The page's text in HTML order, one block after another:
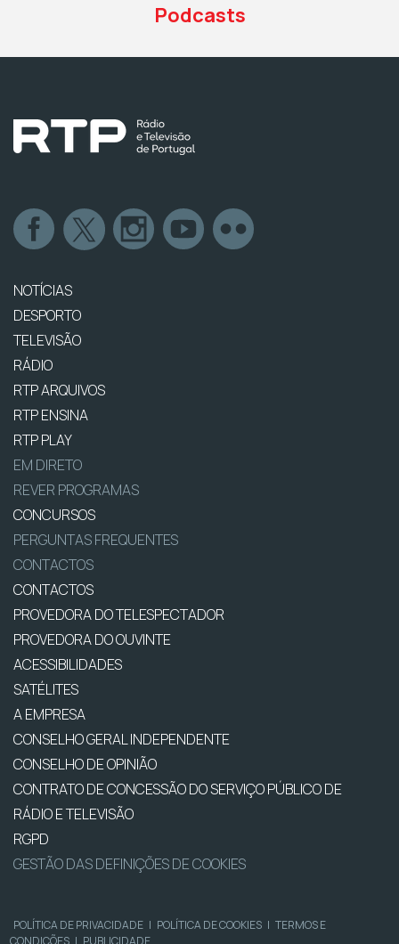
Podcasts
NOTÍCIAS
DESPORTO
TELEVISÃO
RÁDIO
RTP ARQUIVOS
RTP ENSINA
RTP PLAY
EM DIRETO
REVER PROGRAMAS
CONCURSOS
PERGUNTAS FREQUENTES
CONTACTOS
CONTACTOS
PROVEDORA DO TELESPECTADOR
PROVEDORA DO OUVINTE
ACESSIBILIDADES
SATÉLITES
A EMPRESA
CONSELHO GERAL INDEPENDENTE
CONSELHO DE OPINIÃO
CONTRATO DE CONCESSÃO DO SERVIÇO PÚBLICO DE
RÁDIO E TELEVISÃO
RGPD
GESTÃO DAS DEFINIÇÕES DE COOKIES
POLÍTICA DE PRIVACIDADE | POLÍTICA DE COOKIES | TERMOS E
CONDIÇÕES | PUBLICIDADE